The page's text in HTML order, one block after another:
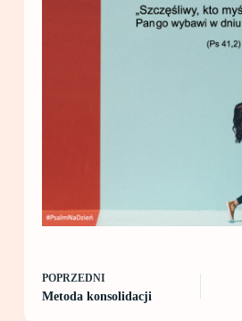
POPRZEDNI
Metoda konsolidacji